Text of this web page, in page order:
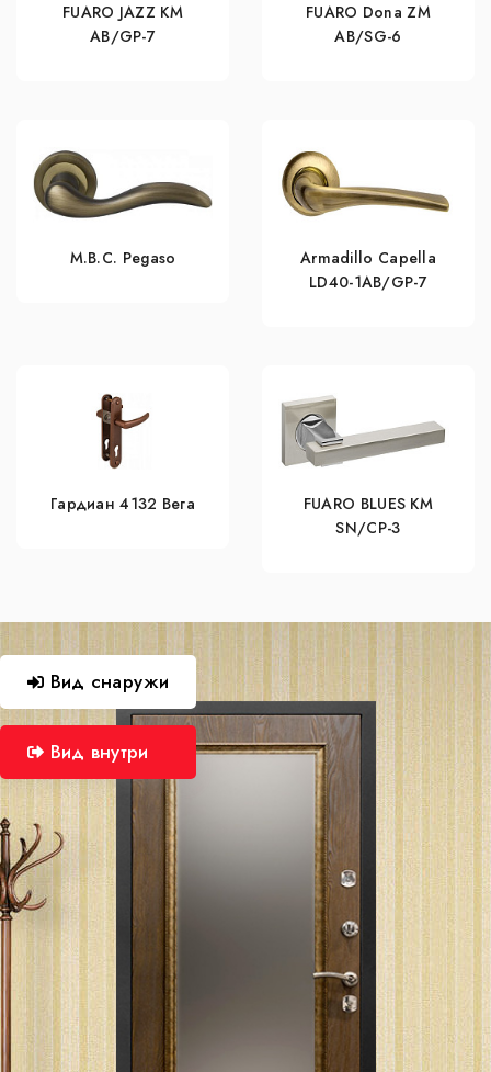
FUARO JAZZ KM
AB/GP-7
FUARO Dona ZM
AB/SG-6
M.B.C. Pegaso
Armadillo Capella
LD40-1AB/GP-7
Гардиан 4132 Вега
FUARO BLUES KM
SN/CP-3
Вид снаружи
Вид внутри